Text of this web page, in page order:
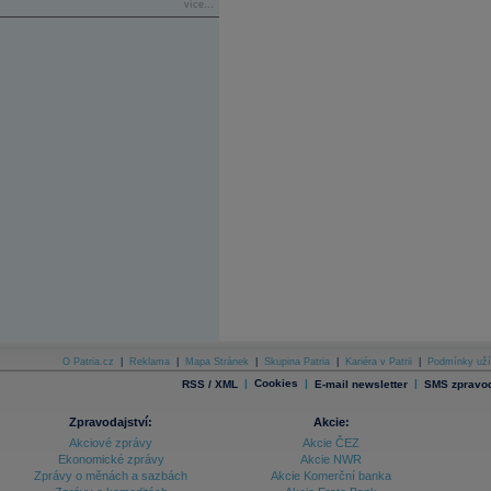
více...
O Patria.cz Reklama Mapa Stránek Skupina Patria Kariéra v Patrii Podmínky
RSS / XML | Cookies | E-mail newsletter | SMS
Zpravodajství:
Akciové zprávy
Ekonomické zprávy
Zprávy o měnách a sazbách
Akcie:
Akcie ČEZ
Akcie NWR
Akcie Komerční banka